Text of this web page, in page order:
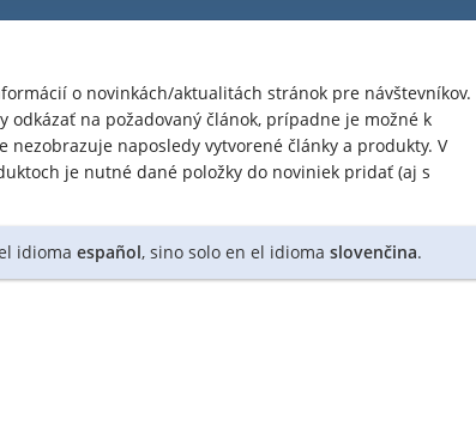
o novinkách/aktualitách stránok pre návštevníkov.
odkázať na požadovaný článok, prípadne je možné k
naposledy vytvorené články a produkty. V
je nutné dané položky do noviniek pridať (aj s
idioma español, sino solo en el idioma slovenčina.